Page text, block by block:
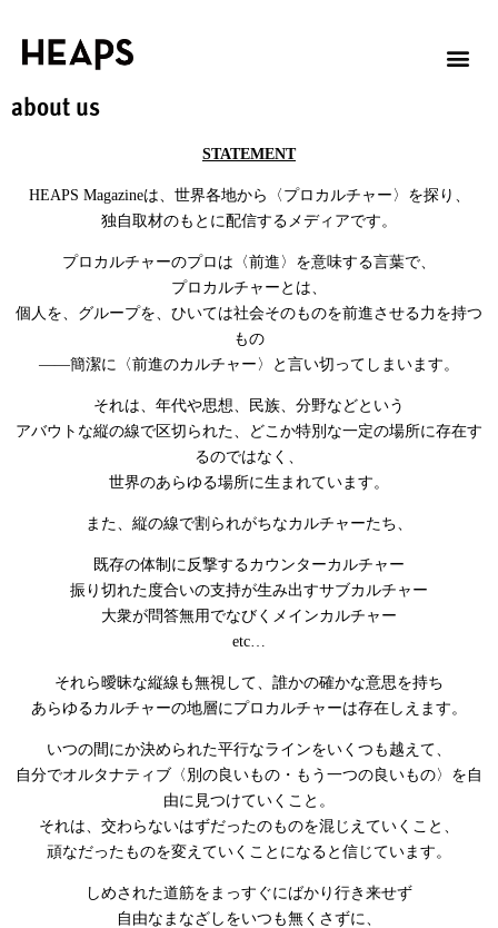
about us
STATEMENT
HEAPS Magazineは、世界各地から〈プロカルチャー〉を探り、
独自取材のもとに配信するメディアです。
プロカルチャーのプロは〈前進〉を意味する言葉で、
プロカルチャーとは、
個人を、グループを、ひいては社会そのものを前進させる力を持つ
もの
——簡潔に〈前進のカルチャー〉と言い切ってしまいます。
それは、年代や思想、民族、分野などという
アバウトな縦の線で区切られた、どこか特別な一定の場所に存在す
るのではなく、
世界のあらゆる場所に生まれています。
また、縦の線で割られがちなカルチャーたち、
既存の体制に反撃するカウンターカルチャー
振り切れた度合いの支持が生み出すサブカルチャー
大衆が問答無用でなびくメインカルチャー
etc…
それら曖昧な縦線も無視して、誰かの確かな意思を持ち
あらゆるカルチャーの地層にプロカルチャーは存在しえます。
いつの間にか決められた平行なラインをいくつも越えて、
自分でオルタナティブ〈別の良いもの・もう一つの良いもの〉を自
由に見つけていくこと。
それは、交わらないはずだったのものを混じえていくこと、
頑なだったものを変えていくことになると信じています。
しめされた道筋をまっすぐにばかり行き来せず
自由なまなざしをいつも無くさずに、